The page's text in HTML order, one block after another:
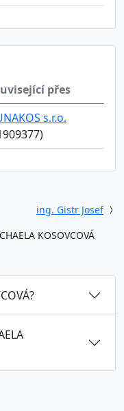
přes
s.r.o.
ing. Gistr Josef
KOSOVCOVÁ